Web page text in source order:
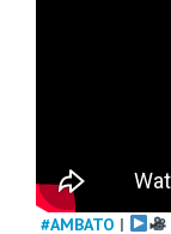
#AMBATO |